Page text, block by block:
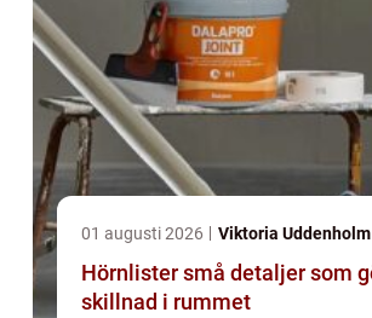
01 augusti 2026 Viktoria Uddenholm
Hörnlister små detaljer som gör stor
skillnad i rummet